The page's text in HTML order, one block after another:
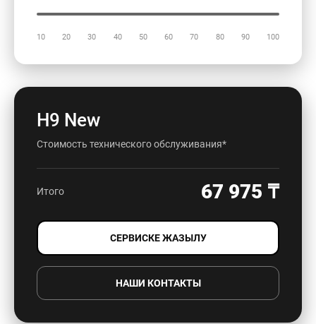
ЖАҢАЛЫҚТАР
10 20 30 40 50 60 70 80 90 100
Н9 New
Стоимость технического обслуживания*
Итого 67 975 ₸
СЕРВИСКЕ ЖАЗЫЛУ
НАШИ КОНТАКТЫ